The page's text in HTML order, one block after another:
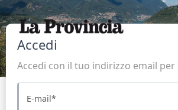
Accedi
Accedi con il tuo indirizzo email
E-mail*